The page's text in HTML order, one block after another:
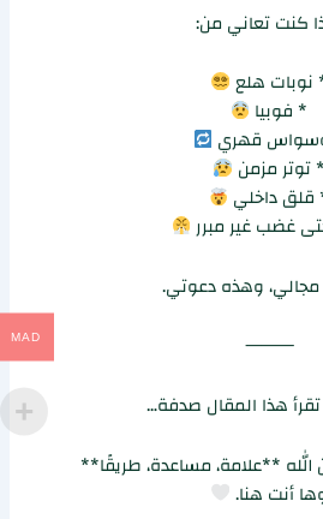
كنت تعاني من:
نوبات هلع
* فوبيا
قهري
* توتر مزمن
قلق داخلي
غضب غير مبرر
وهذه دعوتي.
⸻
تقرأ هذا المقال صدفة…
**علامة، مساعدة، طريقًا**
أنت هنا.
MAD